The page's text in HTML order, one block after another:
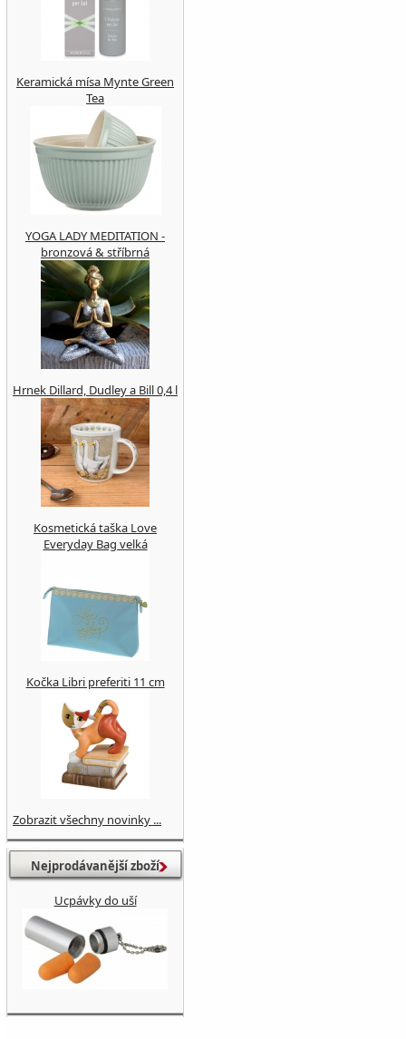
Keramická mísa Mynte Green
Tea
YOGA LADY MEDITATION -
bronzová & stříbrná
Hrnek Dillard, Dudley a Bill 0,4 l
Kosmetická taška Love
Everyday Bag velká
Kočka Libri preferiti 11 cm
Zobrazit všechny novinky ...
Nejprodávanější zboží
Ucpávky do uší